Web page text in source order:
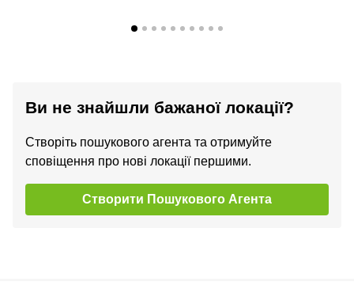
Ви не знайшли бажаної локації?
Створіть пошукового агента та отримуйте
сповіщення про нові локації першими.
Створити Пошукового Агента